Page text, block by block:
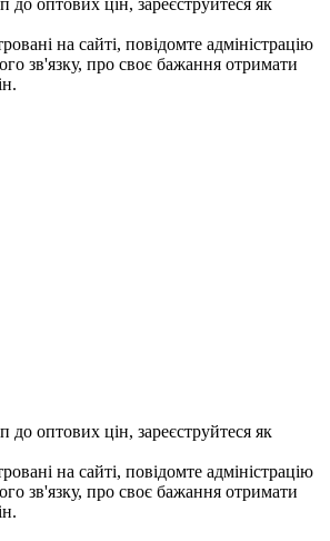
до оптових цін, зареєструйтеся як
на сайті, повідомте адміністрацію
зв'язку, про своє бажання отримати
оптових цін, зареєструйтеся як
на сайті, повідомте адміністрацію
зв'язку, про своє бажання отримати